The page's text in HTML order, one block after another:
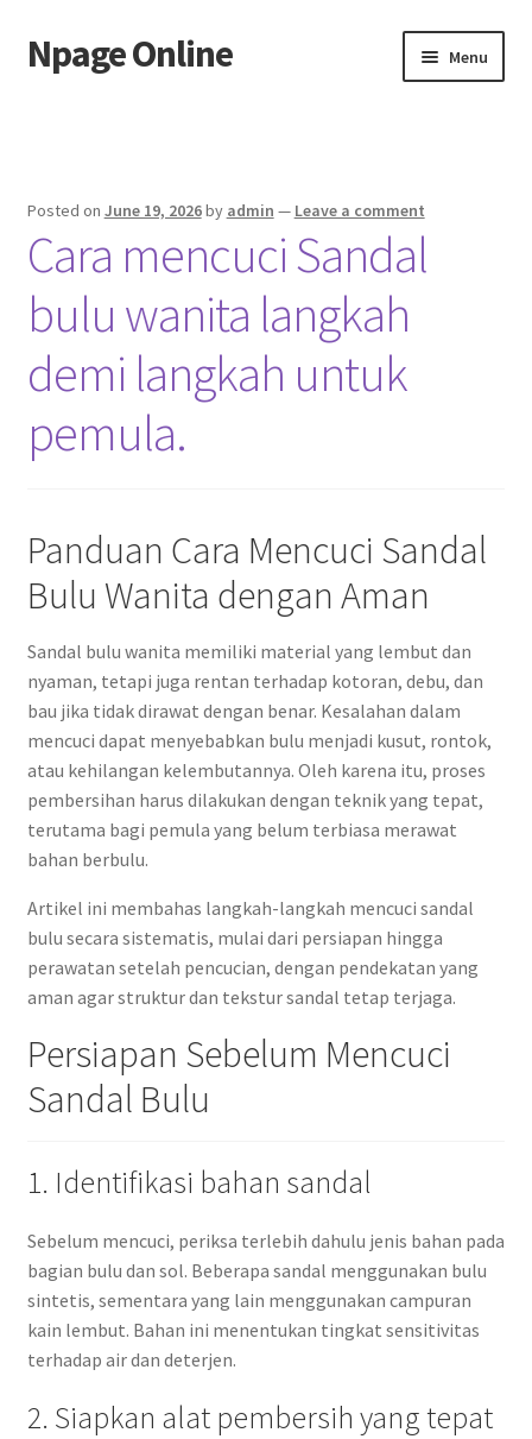
Skip
to
Skip
to
Npage Online Menu
Posted on June 19, 2026by admin — Leave a comment
Cara mencuci Sandal
bulu wanita langkah
demi langkah untuk
pemula.
Panduan Cara Mencuci Sandal
Bulu Wanita dengan Aman
Sandal bulu wanita memiliki material yang lembut dan
nyaman, tetapi juga rentan terhadap kotoran, debu, dan
bau jika tidak dirawat dengan benar. Kesalahan dalam
mencuci dapat menyebabkan bulu menjadi kusut, rontok,
atau kehilangan kelembutannya. Oleh karena itu, proses
pembersihan harus dilakukan dengan teknik yang tepat,
terutama bagi pemula yang belum terbiasa merawat
bahan berbulu.
Artikel ini membahas langkah-langkah mencuci sandal
bulu secara sistematis, mulai dari persiapan hingga
perawatan setelah pencucian, dengan pendekatan yang
aman agar struktur dan tekstur sandal tetap terjaga.
Persiapan Sebelum Mencuci
Sandal Bulu
1. Identifikasi bahan sandal
Sebelum mencuci, periksa terlebih dahulu jenis bahan pada
bagian bulu dan sol. Beberapa sandal menggunakan bulu
sintetis, sementara yang lain menggunakan campuran
kain lembut. Bahan ini menentukan tingkat sensitivitas
terhadap air dan deterjen.
2. Siapkan alat pembersih yang tepat